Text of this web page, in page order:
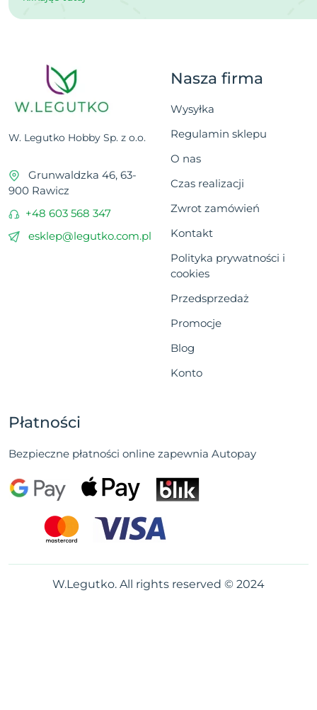
W. Legutko Hobby Sp. z o.o.
Grunwaldzka 46, 63-
900 Rawicz
+48 603 568 347
esklep@legutko.com.pl
Nasza firma
Wysyłka
Regulamin sklepu
O nas
Czas realizacji
Zwrot zamówień
Kontakt
Polityka prywatności i
cookies
Przedsprzedaż
Promocje
Blog
Konto
Płatności
Bezpieczne płatności online zapewnia Autopay
W.Legutko. All rights reserved © 2024